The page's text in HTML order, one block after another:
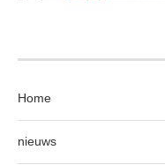
Home
nieuws